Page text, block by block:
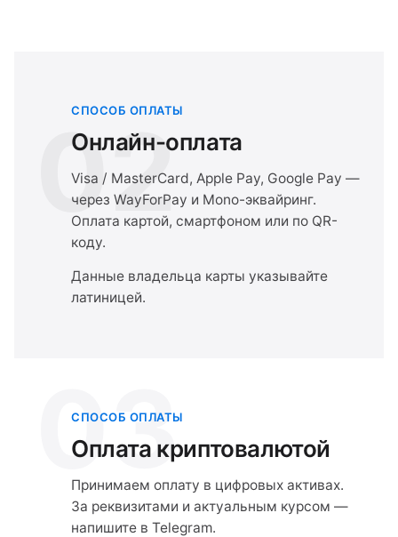
02
СПОСОБ ОПЛАТЫ
Онлайн-оплата
Visa / MasterCard, Apple Pay, Google Pay —
через WayForPay и Mono-эквайринг.
Оплата картой, смартфоном или по QR-
коду.
Данные владельца карты указывайте
латиницей.
03
СПОСОБ ОПЛАТЫ
Оплата криптовалютой
Принимаем оплату в цифровых активах.
За реквизитами и актуальным курсом —
напишите в Telegram.